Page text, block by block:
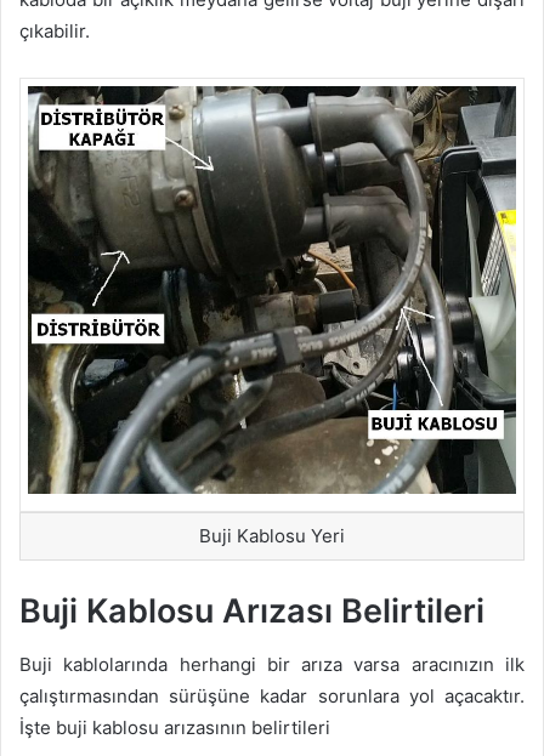
çıkabilir.
Buji Kablosu Yeri
Buji Kablosu Arızası Belirtileri
Buji kablolarında herhangi bir arıza varsa aracınızın ilk
çalıştırmasından sürüşüne kadar sorunlara yol açacaktır.
İşte buji kablosu arızasının belirtileri